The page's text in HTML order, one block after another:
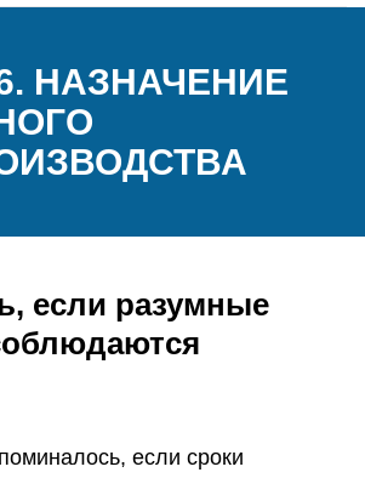
НАЗНАЧЕНИЕ
если разумные
если сроки